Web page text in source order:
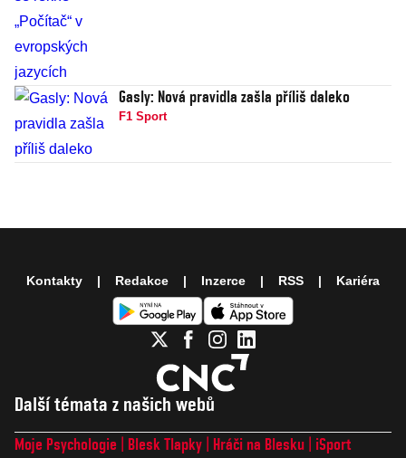
Gasly: Nová pravidla zašla příliš daleko
F1 Sport
Další témata z našich webů
Moje Psychologie Blesk Tlapky Hráči na Blesku
iSport
Kontakty Redakce Inzerce RSS Kariéra